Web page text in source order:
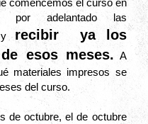
comencemos el curso en
por adelantado las
yrecibir ya los
esos meses. A
materiales impresos se
del curso.
de octubre, el de octubre